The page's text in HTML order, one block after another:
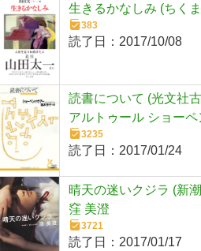
生きるかなしみ (ちく
383
読了日： 2017/10/08
読書について (光文社
アルトゥール ショー
3235
読了日： 2017/01/24
晴天の迷いクジラ (新
窪 美澄
3721
読了日： 2017/01/17